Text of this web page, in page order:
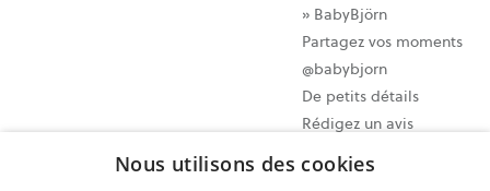
» BabyBjörn
Partagez vos moments
@babybjorn
De petits détails
Rédigez un avis
Nous utilisons des cookies